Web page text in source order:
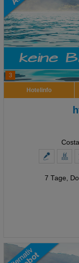
3
Hotelinfo
7 Tage,